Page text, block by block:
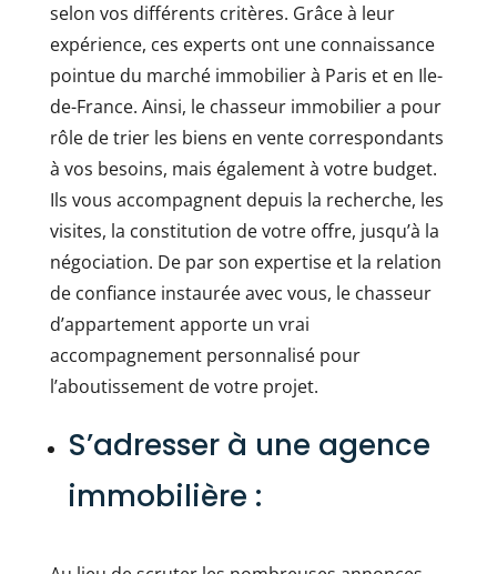
selon vos différents critères. Grâce à leur
expérience, ces experts ont une connaissance
pointue du marché immobilier à Paris et en Ile-
de-France. Ainsi, le chasseur immobilier a pour
rôle de trier les biens en vente correspondants
à vos besoins, mais également à votre budget.
Ils vous accompagnent depuis la recherche, les
visites, la constitution de votre offre, jusqu’à la
négociation. De par son expertise et la relation
de confiance instaurée avec vous, le chasseur
d’appartement apporte un vrai
accompagnement personnalisé pour
l’aboutissement de votre projet.
S’adresser à une agence
immobilière :